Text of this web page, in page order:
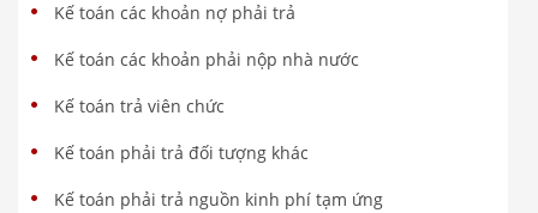
Kế toán các khoản nợ phải trả
Kế toán các khoản phải nộp nhà nước
Kế toán trả viên chức
Kế toán phải trả đối tượng khác
Kế toán phải trả nguồn kinh phí tạm ứng